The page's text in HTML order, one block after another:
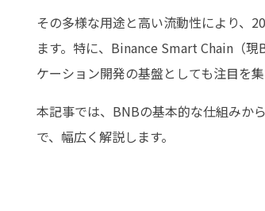
その多様な用途と高い流動性により、
ます。特に、Binance Smart Chain（
ケーション開発の基盤としても注目を集
本記事では、BNBの基本的な仕組みか
で、幅広く解説します。